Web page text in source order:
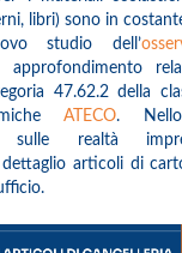
libri) sono in
studio dell’
approfondimento
47.62.2 della
ATECO.
sulle realtà
articoli di